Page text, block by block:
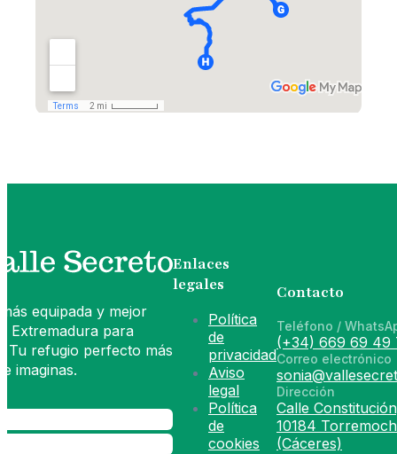
equipada y mejor
Extremadura para
Tu refugio perfecto más
imaginas.
Enlaces
legales
Política
de
privacidad
Aviso
legal
Política
de
cookies
Contacto
Teléfono /
(+34) 669 69 49
Correo electrónico
Dirección
Calle
10184
(Cáceres)